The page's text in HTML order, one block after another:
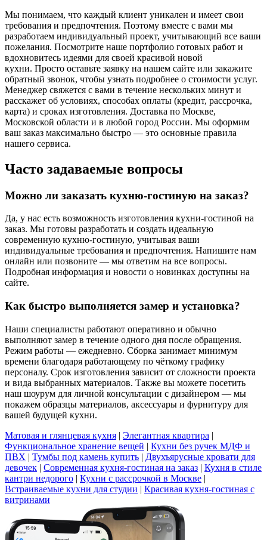
Мы понимаем, что каждый клиент уникален и имеет свои
требования и предпочтения. Поэтому вместе с вами мы
разработаем индивидуальный проект, учитывающий все ваши
пожелания. Посмотрите наше портфолио готовых работ и
вдохновитесь идеями для своей красивой новой
кухни. Просто оставьте заявку на нашем сайте или закажите
обратный звонок, чтобы узнать подробнее о стоимости услуг.
Менеджер свяжется с вами в течение нескольких минут и
расскажет об условиях, способах оплаты (кредит, рассрочка,
карта) и сроках изготовления. Доставка по Москве,
Московской области и в любой город России. Мы оформим
ваш заказ максимально быстро — это основные правила
нашего сервиса.
Часто задаваемые вопросы
Можно ли заказать кухню-гостиную на заказ?
Да, у нас есть возможность изготовления кухни-гостиной на
заказ. Мы готовы разработать и создать идеальную
современную кухню-гостиную, учитывая ваши
индивидуальные требования и предпочтения. Напишите нам
онлайн или позвоните — мы ответим на все вопросы.
Подробная информация и новости о новинках доступны на
сайте.
Как быстро выполняется замер и установка?
Наши специалисты работают оперативно и обычно
выполняют замер в течение одного дня после обращения.
Режим работы — ежедневно. Сборка занимает минимум
времени благодаря работающему по чёткому графику
персоналу. Срок изготовления зависит от сложности проекта
и вида выбранных материалов. Также вы можете посетить
наш шоурум для личной консультации с дизайнером — мы
покажем образцы материалов, аксессуары и фурнитуру для
вашей будущей кухни.
Матовая и глянцевая кухня | Элегантная квартира |
Функциональное хранение вещей | Кухни без ручек МДФ и
ПВХ | Тумбы под камень купить | Двухъярусные кровати для
девочек | Современная кухня-гостиная на заказ | Кухня в стиле
кантри недорого | Кухни с рассрочкой в Москве |
Встраиваемые кухни для студии | Красивая кухня-гостиная с
витринами